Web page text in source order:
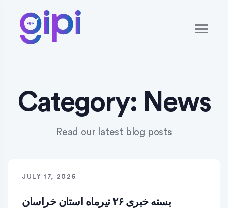
Category: News
Read our latest blog posts
JULY 17, 2025
بسته خبری ۲۶ تیرماه استان خراسان